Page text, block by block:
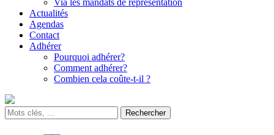
Via les mandats de représentation
Actualités
Agendas
Contact
Adhérer
Pourquoi adhérer?
Comment adhérer?
Combien cela coûte-t-il ?